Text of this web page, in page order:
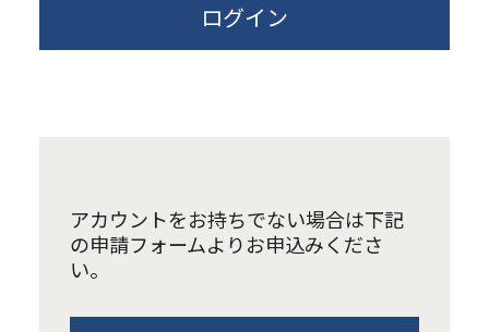
ログイン
アカウントをお持ちでない場合は下記
の申請フォームよりお申込みくださ
い。